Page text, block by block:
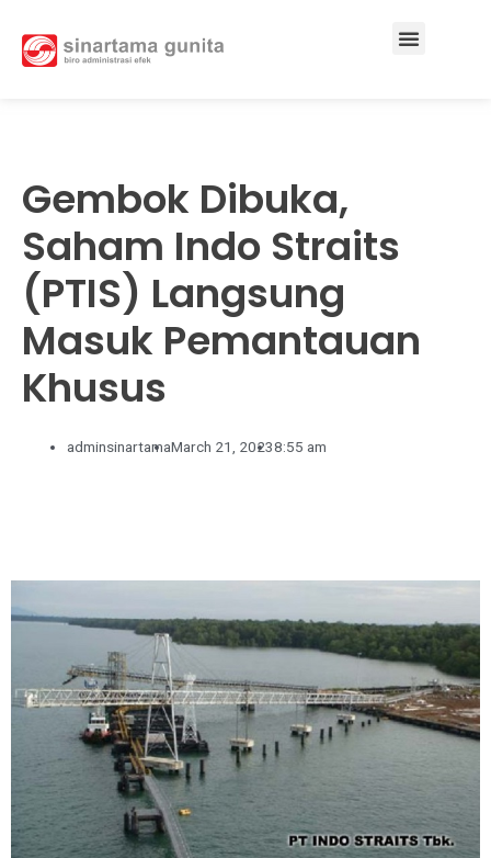
Gembok Dibuka,
Saham Indo Straits
(PTIS) Langsung
Masuk Pemantauan
Khusus
adminsinartamaMarch 21, 20238:55 am